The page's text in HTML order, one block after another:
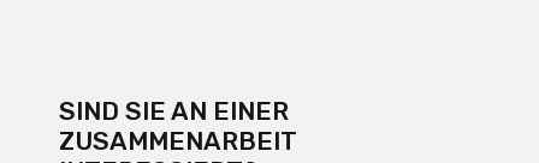
SIND SIE AN EINER
ZUSAMMENARBEIT